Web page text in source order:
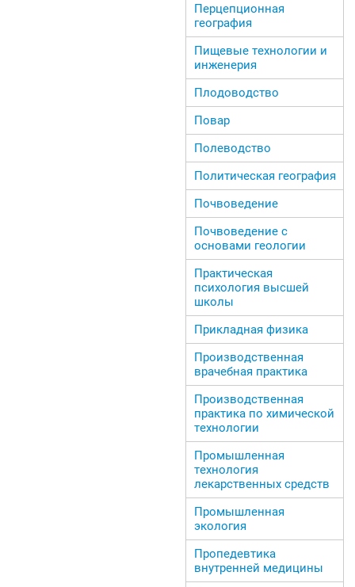
Перцепционная
география
Пищевые технологии и
инженерия
Плодоводство
Повар
Полеводство
Политическая география
Почвоведение
Почвоведение с
основами геологии
Практическая
психология высшей
школы
Прикладная физика
Производственная
врачебная практика
Производственная
практика по химической
технологии
Промышленная
технология
лекарственных средств
Промышленная
экология
Пропедевтика
внутренней медицины